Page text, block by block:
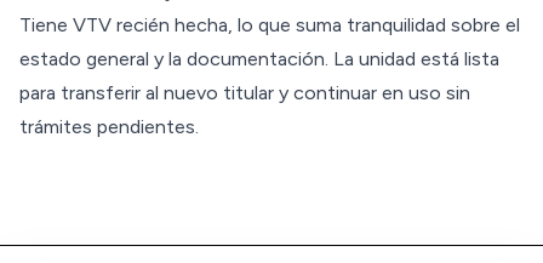
Tiene VTV recién hecha, lo que suma tranquilidad sobre el
estado general y la documentación. La unidad está lista
para transferir al nuevo titular y continuar en uso sin
trámites pendientes.